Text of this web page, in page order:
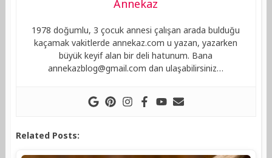
Annekaz
1978 doğumlu, 3 çocuk annesi çalışan arada bulduğu
kaçamak vakitlerde annekaz.com u yazan, yazarken
büyük keyif alan bir deli hatunum. Bana
annekazblog@gmail.com dan ulaşabilirsiniz…
Related Posts: